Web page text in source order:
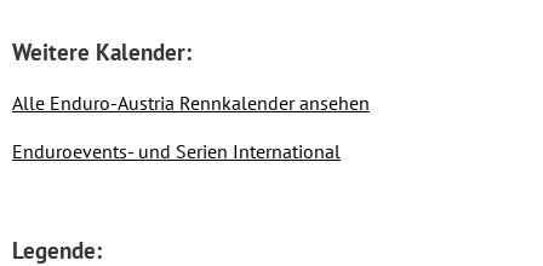
Weitere Kalender:
Alle Enduro-Austria Rennkalender ansehen
Enduroevents- und Serien International
Legende: